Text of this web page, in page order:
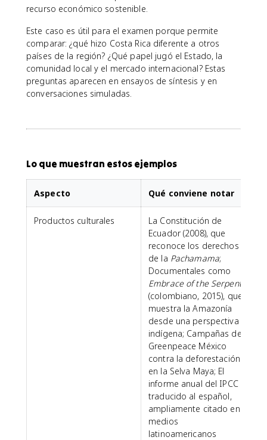
recurso económico sostenible.
Este caso es útil para el examen porque permite
comparar: ¿qué hizo Costa Rica diferente a otros
países de la región? ¿Qué papel jugó el Estado, la
comunidad local y el mercado internacional? Estas
preguntas aparecen en ensayos de síntesis y en
conversaciones simuladas.
Lo que muestran estos ejemplos
Aspecto Qué conviene notar
Productos culturales
La Constitución de
Ecuador (2008), que
reconoce los derechos
de la Pachamama;
Documentales como
Embrace of the Serpent
(colombiano, 2015), que
muestra la Amazonía
desde una perspectiva
indígena; Campañas de
Greenpeace México
contra la deforestación
en la Selva Maya; El
informe anual del IPCC
traducido al español,
ampliamente citado en
medios
latinoamericanos